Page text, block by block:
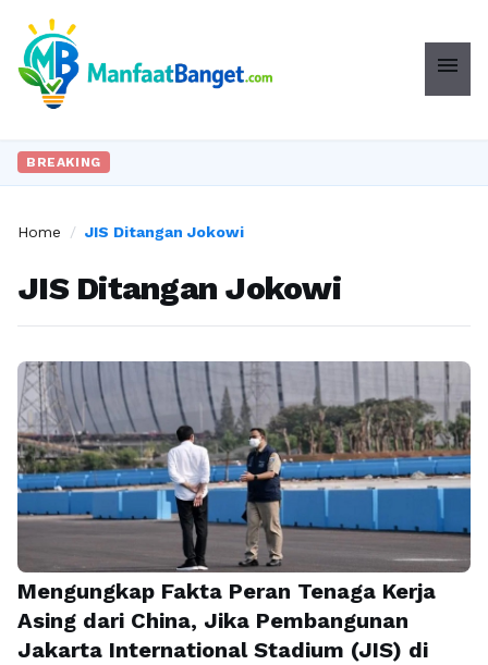
menu
BREAKING
Home / JIS Ditangan Jokowi
JIS Ditangan Jokowi
Mengungkap Fakta Peran Tenaga Kerja
Asing dari China, Jika Pembangunan
Jakarta International Stadium (JIS) di